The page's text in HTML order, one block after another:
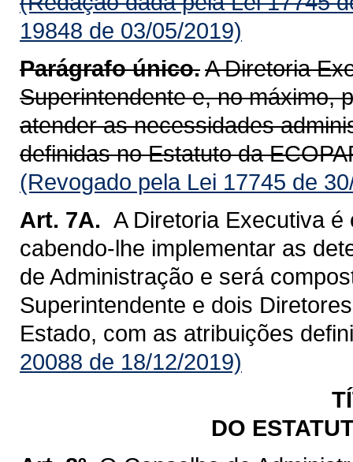
19848 de 03/05/2019)
Parágrafo único.A Diretoria
Superintendente e, no máximo,
atender as necessidades
definidas no Estatuto da
(Revogado pela Lei 17745 de
Art. 7A. A Diretoria Executiva
cabendo-lhe implementar as
de Administração e será
Superintendente e dois
Estado, com as atribuições
20088 de 18/12/2019)
DO